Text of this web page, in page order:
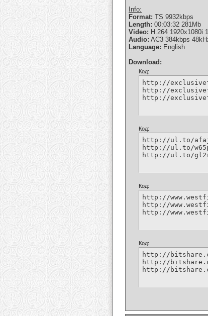
Info:
Format: TS 9932kbps
Length: 00:03:32 281Mb
Video: H.264 1920x1080i
Audio: AC3 384kbps
Language: English
Download:
Код:
http://
http://
http://
Код:
http://ul.to/
http://ul.to/
http://ul.to/
Код:
http://
http://
http://
Код:
http://
http://
http://